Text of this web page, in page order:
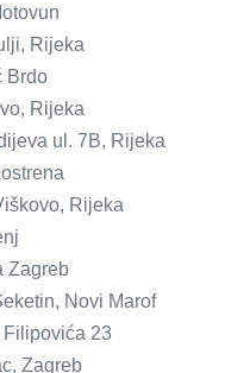
Rijeka
Brdo
Rijeka
ul. 7B, Rijeka
Rijeka
Zagreb
Novi Marof
23
Zagreb